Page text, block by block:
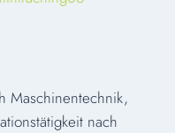
Maschinentechnik,
nach